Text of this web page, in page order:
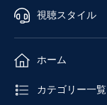
視聴スタイル
ホーム
カテゴリー一覧
セミナー
番号検索